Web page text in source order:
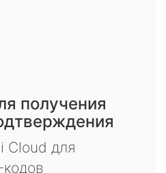
получения
Cloud для